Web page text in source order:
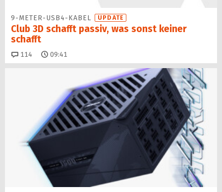
9-METER-USB4-KABEL UPDATE
Club 3D schafft passiv, was sonst keiner
schafft
114 Kommentare
09:41